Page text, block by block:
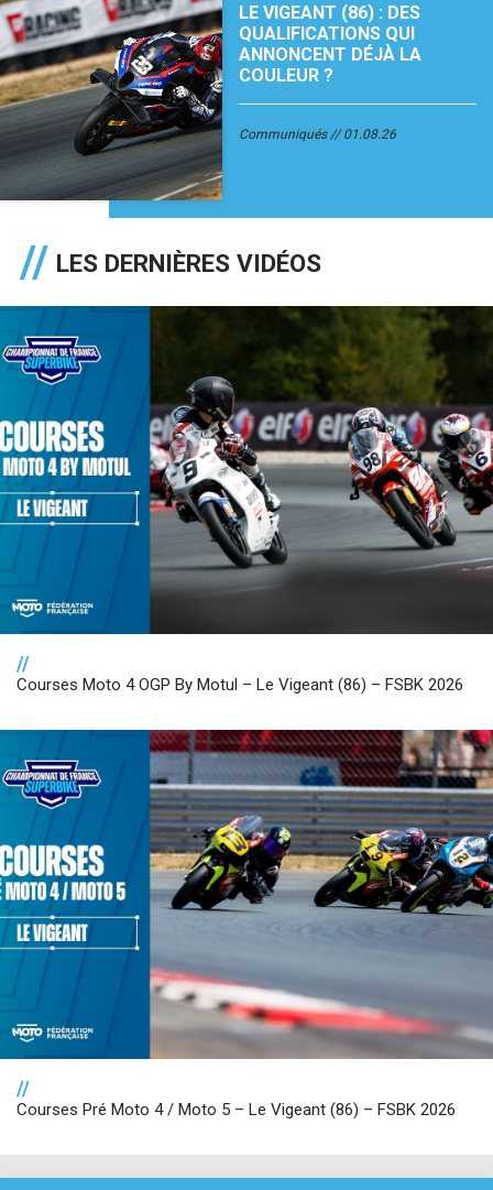
LE VIGEANT (86) : DES
QUALIFICATIONS QUI
ANNONCENT DÉJÀ LA
COULEUR ?
Communiqués 01.08.26
LES DERNIÈRES VIDÉOS
//
Courses Moto 4 OGP By Motul – Le Vigeant (86) – FSBK 2026
//
Courses Pré Moto 4 / Moto 5 – Le Vigeant (86) – FSBK 2026